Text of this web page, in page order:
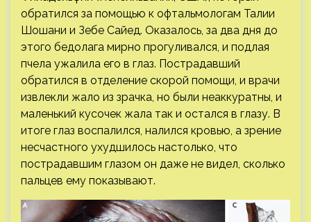
обратился за помощью к офтальмологам Талии
Шошани и Зебе Сайед. Оказалось, за два дня до
этого бедолага мирно прогуливался, и подлая
пчела ужалила его в глаз. Пострадавший
обратился в отделение скорой помощи, и врачи
извлекли жало из зрачка, но были неаккуратны, и
маленький кусочек жала так и остался в глазу. В
итоге глаз воспалился, налился кровью, а зрение
несчастного ухудшилось настолько, что
пострадавшим глазом он даже не видел, сколько
пальцев ему показывают.